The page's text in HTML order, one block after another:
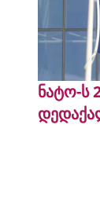
ნატო-ს